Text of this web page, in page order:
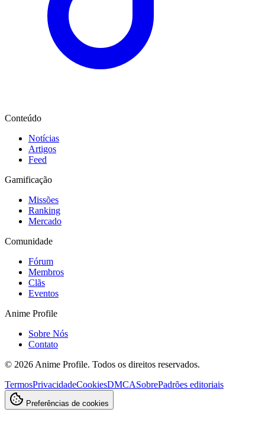
Conteúdo
Notícias
Artigos
Feed
Gamificação
Missões
Ranking
Mercado
Comunidade
Fórum
Membros
Clãs
Eventos
Anime Profile
Sobre Nós
Contato
© 2026 Anime Profile. Todos os direitos reservados.
TermosPrivacidadeCookiesDMCASobrePadrões editoriais
Preferências de cookies